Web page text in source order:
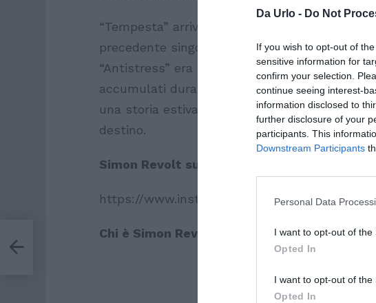
Da Urlo - Do Not
If you wish to opt-out of
sensitive information for
confirm your selection.
continue seeing interest-
information disclosed to
further disclosure of your
participants. This
Downstream Participants
Personal Data
I want to opt-out of the
Opted In
I want to opt-out of the
Opted In
“Tempesta” arriva dopo i buoni risultati
precedente singolo di Simon Revolt, uscito
“Antistress” era la canzone perfetta per
accumulati durante le nostre giornate,
una storia estiva o qualcosa di più?
destino.
Simon Revolt su Instagram
https://www.instagram.com/simonrevolt/
Chi è Simon Revolt?